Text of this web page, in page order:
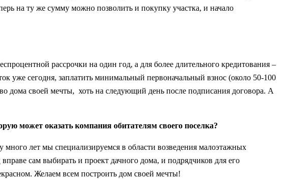
на ту же сумму можно позволить и покупку участка, и начало
рассрочки на один год, а для более длительного кредитования –
сегодня, заплатить минимальный первоначальный взнос (около 50-100
дома своей мечты, хоть на следующий день после подписания договора. А
может оказать компания обитателям своего поселка?
лет мы специализируемся в области возведения малоэтажных
сам выбирать и проект дачного дома, и подрядчиков для его
Желаем всем построить дом своей мечты!